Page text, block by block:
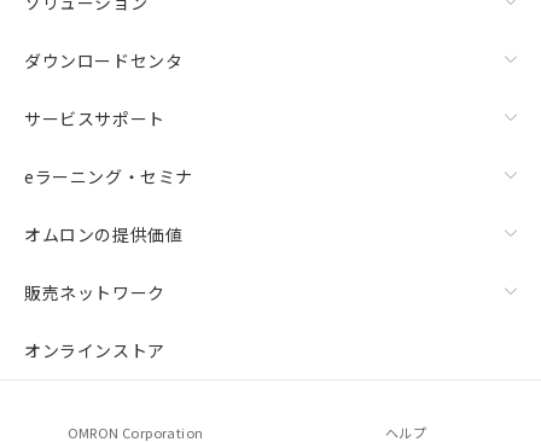
ダウンロードセンタ
サービスサポート
eラーニング・セミナ
オムロンの提供価値
販売ネットワーク
オンラインストア
OMRON Corporation ヘルプ